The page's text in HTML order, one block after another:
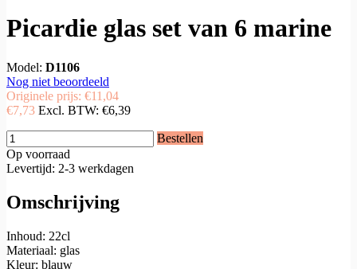
Picardie glas set van 6 marine
Model: D1106
Nog niet beoordeeld
Originele prijs: €11,04
€7,73 Excl. BTW: €6,39
Bestellen
Op voorraad
Levertijd: 2-3 werkdagen
Omschrijving
Inhoud: 22cl
Materiaal: glas
Kleur: blauw